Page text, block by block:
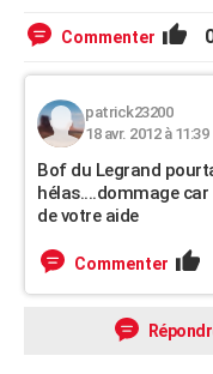
Commenter
patrick23200
18 avr. 2012 à 11:39
Bof du Legrand
hélas....dommage
de votre aide
Commenter